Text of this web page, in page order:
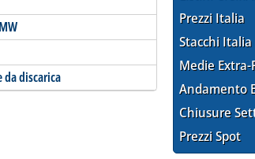
discarica
Prezzi Italia
Stacchi Italia
Medie Extra-
Andamento
Chiusure
Prezzi Spot